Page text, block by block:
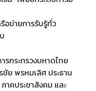
อข่ายการรับรู้ทั่ว
กระทรวงมหาดไทย
ย พรหมเลิศ ประธาน
าคประชาสังคม และ